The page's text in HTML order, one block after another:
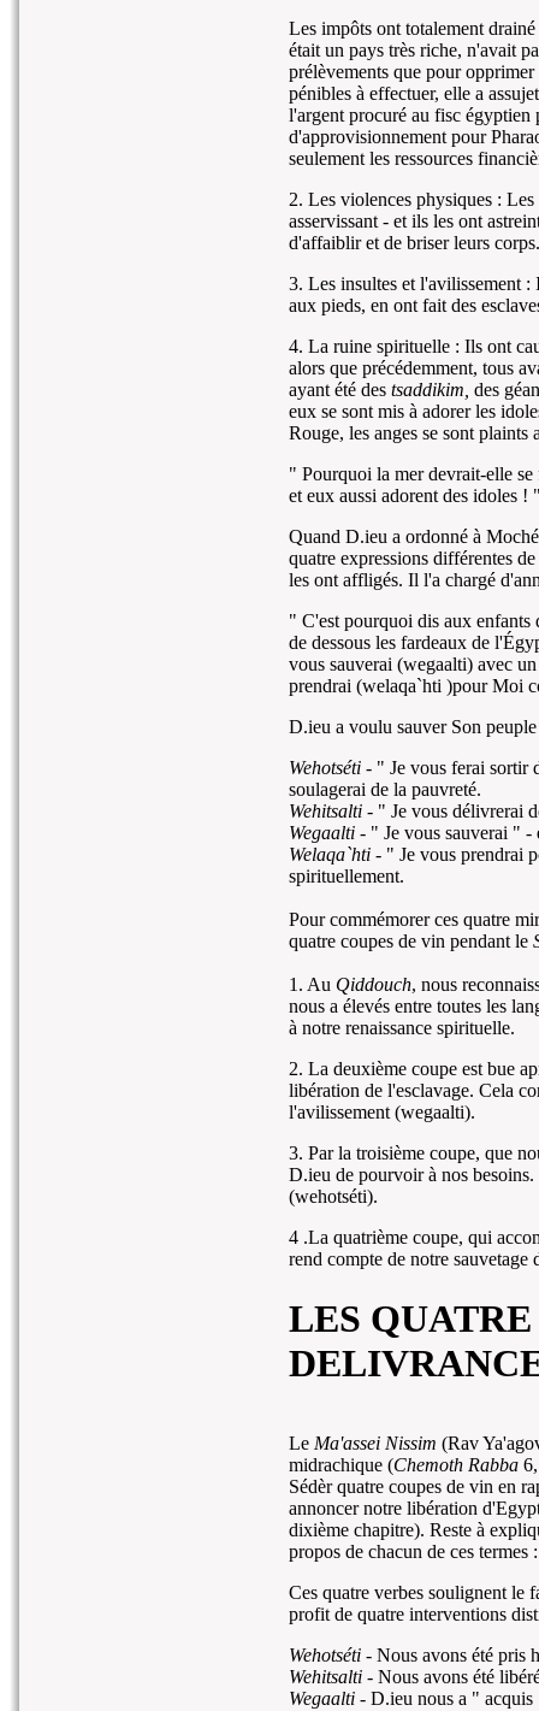
Les impôts ont totalement
était un pays très riche, n'avait
prélèvements que pour
pénibles à effectuer, elle a
l'argent procuré au fisc
d'approvisionnement pour
seulement les ressources
2. Les violences physiques :
asservissant - et ils les ont
d'affaiblir et de briser leurs corps.
3. Les insultes et l'avilissement
aux pieds, en ont fait des
4. La ruine spirituelle : Ils ont
alors que précédemment, tous
ayant été des tsaddikim, des
eux se sont mis à adorer les
Rouge, les anges se sont
" Pourquoi la mer devrait-elle
et eux aussi adorent des idoles !
Quand D.ieu a ordonné à
quatre expressions différentes
les ont affligés. Il l'a chargé
" C'est pourquoi dis aux
de dessous les fardeaux de
vous sauverai (wegaalti) avec
prendrai (welaqa`hti )pour Moi
D.ieu a voulu sauver Son peuple
Wehotséti - " Je vous ferai sortir
soulagerai de la pauvreté.
Wehitsalti - " Je vous délivrerai
Wegaalti - " Je vous sauverai " -
Welaqa`hti - " Je vous prendrai
spirituellement.
Pour commémorer ces quatre
quatre coupes de vin pendant le
1. Au Qiddouch, nous
nous a élevés entre toutes les
à notre renaissance spirituelle.
2. La deuxième coupe est bue
libération de l'esclavage. Cela
l'avilissement (wegaalti).
3. Par la troisième coupe, que
D.ieu de pourvoir à nos
(wehotséti).
4 .La quatrième coupe, qui
rend compte de notre
LES
Le Ma'assei Nissim (Rav
midrachique (Chemoth Rabba
Sédèr quatre coupes de vin en
annoncer notre libération
dixième chapitre). Reste à
propos de chacun de ces termes :
Ces quatre verbes soulignent le
profit de quatre interventions
Wehotséti - Nous avons été pris
Wehitsalti - Nous avons été
Wegaalti - D.ieu nous a "